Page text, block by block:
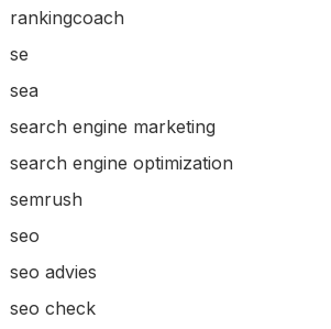
rankingcoach
se
sea
search engine marketing
search engine optimization
semrush
seo
seo advies
seo check